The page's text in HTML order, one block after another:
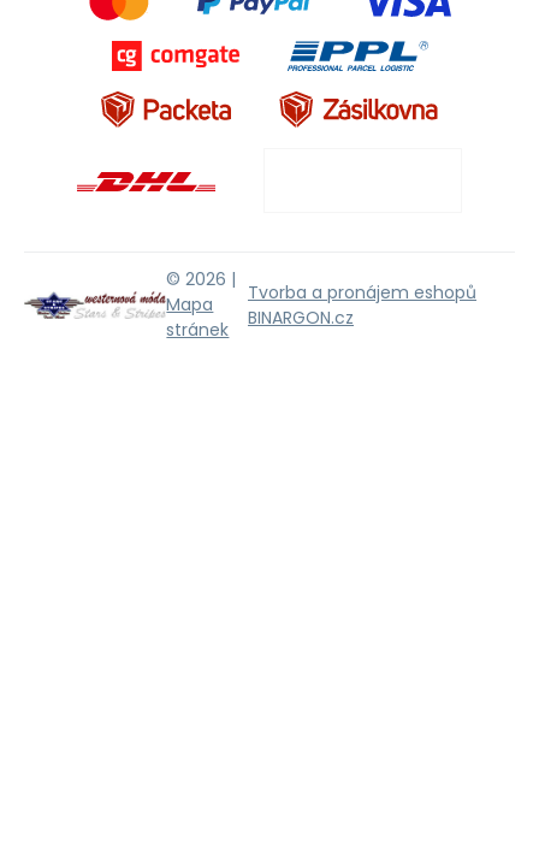
© 2026 |
Mapa
stránek
Tvorba a pronájem eshopů
BINARGON.cz